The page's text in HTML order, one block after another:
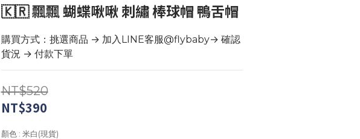
🇰🇷 飄飄 蝴蝶啾啾 刺繡 棒球帽 鴨舌帽
購買方式：挑選商品 → 加入LINE客服@flybaby→ 確認
貨況 → 付款下單
NT$520
NT$390
顏色 : 米白(現貨)